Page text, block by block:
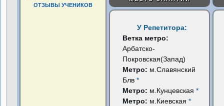
ОТЗЫВЫ УЧЕНИКОВ
У Репетитора:
Ветка метро:
Арбатско-
Покровская(Запад)
Метро: м.Славянский
Блв*
Метро: м.Кунцевская*
Метро: м.Киевская*